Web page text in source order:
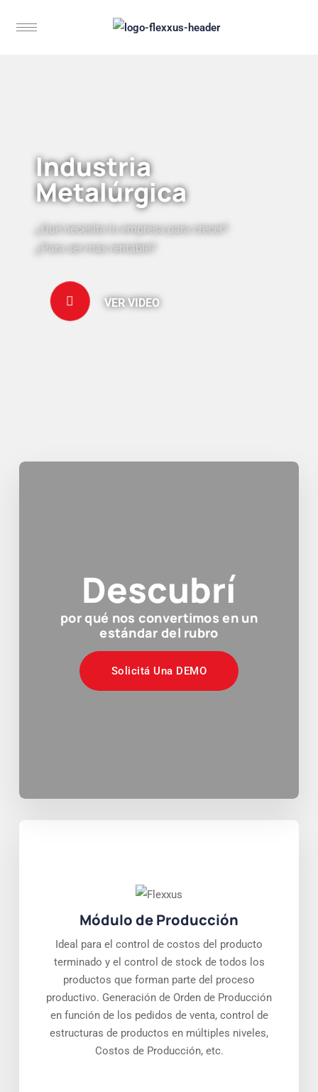
Industria
Metalúrgica
¿Qué necesita tu empresa para crecer?
¿Para ser más rentable?
VER VIDEO
Descubrí
por qué nos convertimos en un
estándar del rubro
Solicitá Una DEMO
Módulo de Producción
Ideal para el control de costos del producto
terminado y el control de stock de todos los
productos que forman parte del proceso
productivo. Generación de Orden de Producción
en función de los pedidos de venta, control de
estructuras de productos en múltiples niveles,
Costos de Producción, etc.